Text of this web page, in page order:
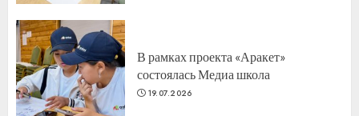
В рамках проекта «Аракет»
состоялась Медиа школа
19.07.2026